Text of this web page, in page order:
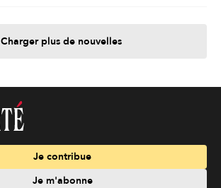
Charger plus de nouvelles
Je contribue
Je m'abonne